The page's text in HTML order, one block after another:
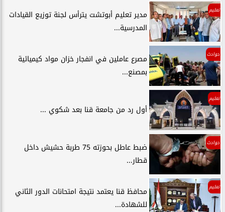
تعليم
مدير تعليم أبوتشت يترأس لجنة توزيع القيادات
المدرسية...
حوادث
مصرع عاملين في انفجار خزان مواد كيميائية
بمصنع...
تعليم
أول رد من جامعة قنا بعد شكوي ...
حوادث
ضبط عاطل بحوزته 75 طربة حشيش داخل
قطار...
تعليم
محافظ قنا يعتمد نتيجة امتحانات الدور الثاني
للشهادة...